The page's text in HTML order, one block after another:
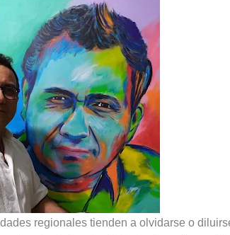
regionales tienden a olvidarse o